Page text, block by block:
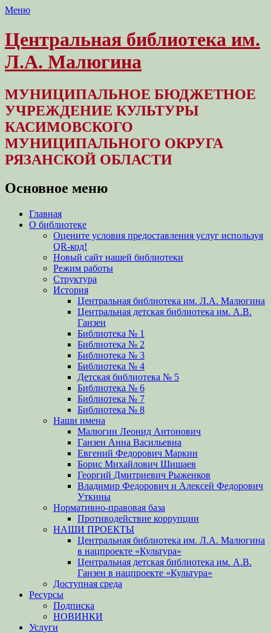
Меню
Центральная библиотека им.
Л.А. Малюгина
МУНИЦИПАЛЬНОЕ БЮДЖЕТНОЕ
УЧРЕЖДЕНИЕ КУЛЬТУРЫ
КАСИМОВСКОГО
МУНИЦИПАЛЬНОГО ОКРУГА
РЯЗАНСКОЙ ОБЛАСТИ
Основное меню
Перейти
содержимому
Главная
О библиотеке
Оцените условия предоставления услуг используя
QR-код!
Новый сайт нашей библиотеки
Режим работы
Структура
История
Центральная библиотека им. Л.А. Малюгина
Центральная детская библиотека им. А.В.
Ганзен
Библиотека № 1
Библиотека № 2
Библиотека № 3
Библиотека № 4
Детская библиотека № 5
Библиотека № 6
Библиотека № 7
Библиотека № 8
Наши имена
Малюгин Леонид Антонович
Ганзен Анна Васильевна
Евгений Федорович Маркин
Борис Михайлович Шишаев
Георгий Дмитриевич Рыженков
Владимир Федорович и Алексей Федорович
Уткины
Нормативно-правовая база
Противодействие коррупции
НАШИ ПРОЕКТЫ
Центральная библиотека им. Л.А. Малюгина
в нацпроекте «Культура»
Центральная детская библиотека им. А.В.
Ганзен в нацпроекте «Культура»
Доступная среда
Ресурсы
Подписка
НОВИНКИ
Услуги